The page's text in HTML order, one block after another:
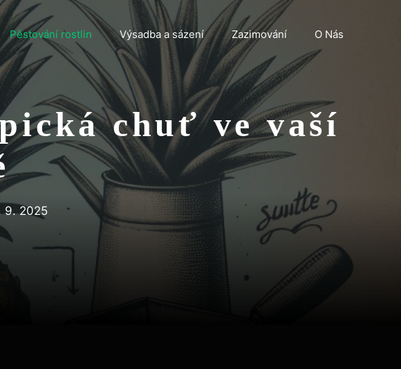
Pěstování rostlin Výsadba a sázení Zazimování O Nás
chuť ve vaší
9. 2025